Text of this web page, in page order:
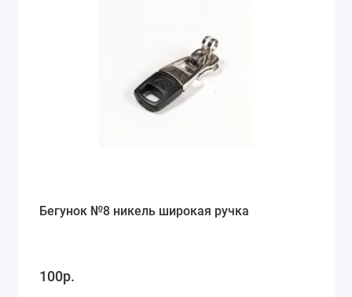
Бегунок №8 никель широкая ручка
100р.